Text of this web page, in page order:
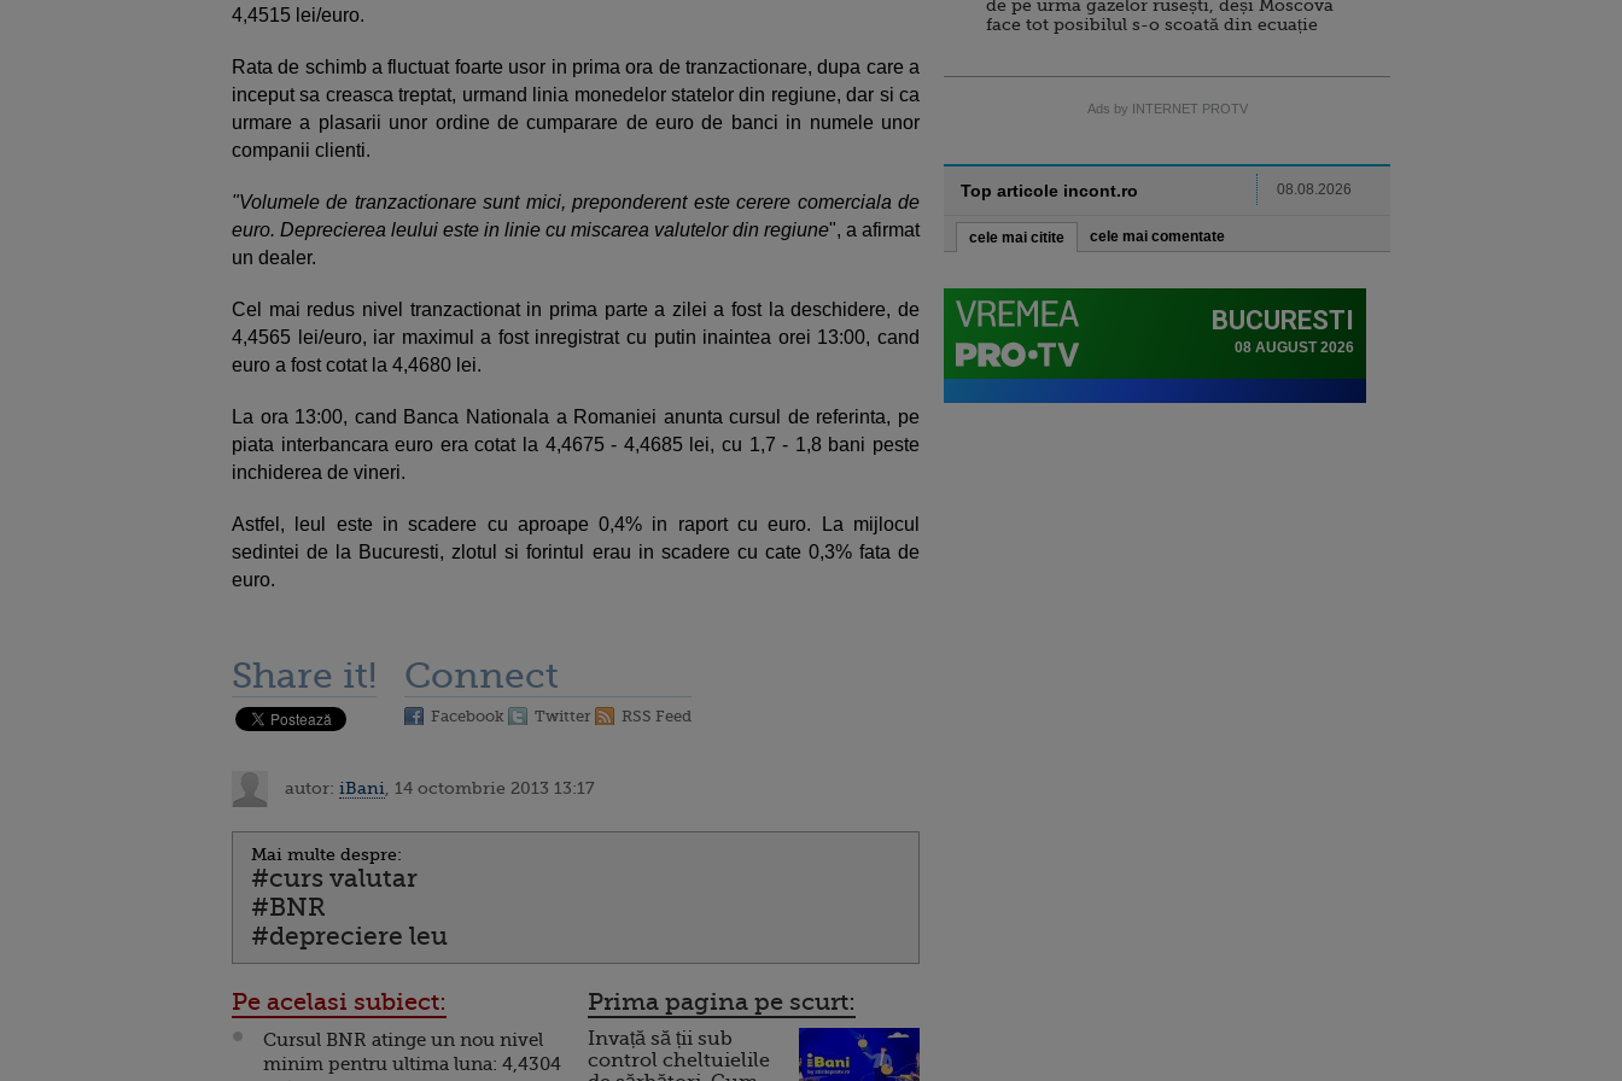
4,4515 lei/euro.
Rata de schimb a fluctuat foarte usor in prima ora de tranzactionare, dupa care a
inceput sa creasca treptat, urmand linia monedelor statelor din regiune, dar si ca
urmare a plasarii unor ordine de cumparare de euro de banci in numele unor
companii clienti.
"Volumele de tranzactionare sunt mici, preponderent este cerere comerciala de
euro. Deprecierea leului este in linie cu miscarea valutelor din regiune", a afirmat
un dealer.
Cel mai redus nivel tranzactionat in prima parte a zilei a fost la deschidere, de
4,4565 lei/euro, iar maximul a fost inregistrat cu putin inaintea orei 13:00, cand
euro a fost cotat la 4,4680 lei.
La ora 13:00, cand Banca Nationala a Romaniei anunta cursul de referinta, pe
piata interbancara euro era cotat la 4,4675 - 4,4685 lei, cu 1,7 - 1,8 bani peste
inchiderea de vineri.
Astfel, leul este in scadere cu aproape 0,4% in raport cu euro. La mijlocul
sedintei de la Bucuresti, zlotul si forintul erau in scadere cu cate 0,3% fata de
euro.
Share it! Connect
Facebook Twitter RSS Feed
autor: iBani , 14 octombrie 2013 13:17
Mai multe despre:
#curs valutar
#BNR
#depreciere leu
Pe acelasi subiect:
Cursul BNR atinge un nou nivel
minim pentru ultima luna: 4,4304
Prima pagina pe scurt:
Invață să ții sub
control cheltuielile
de pe urma gazelor rusești, deși Moscova
face tot posibilul s-o scoată din ecuație
Ads by INTERNET PROTV
Top articole incont.ro 08.08.2026
cele mai citite cele mai comentate